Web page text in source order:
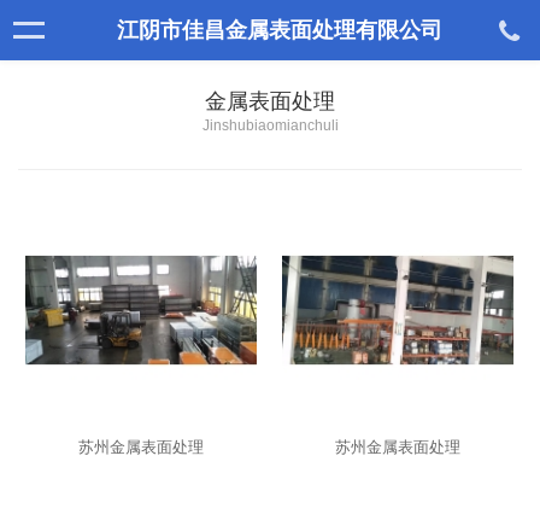
江阴市佳昌金属表面处理有限公司
金属表面处理
Jinshubiaomianchuli
苏州金属表面处理 苏州金属表面处理